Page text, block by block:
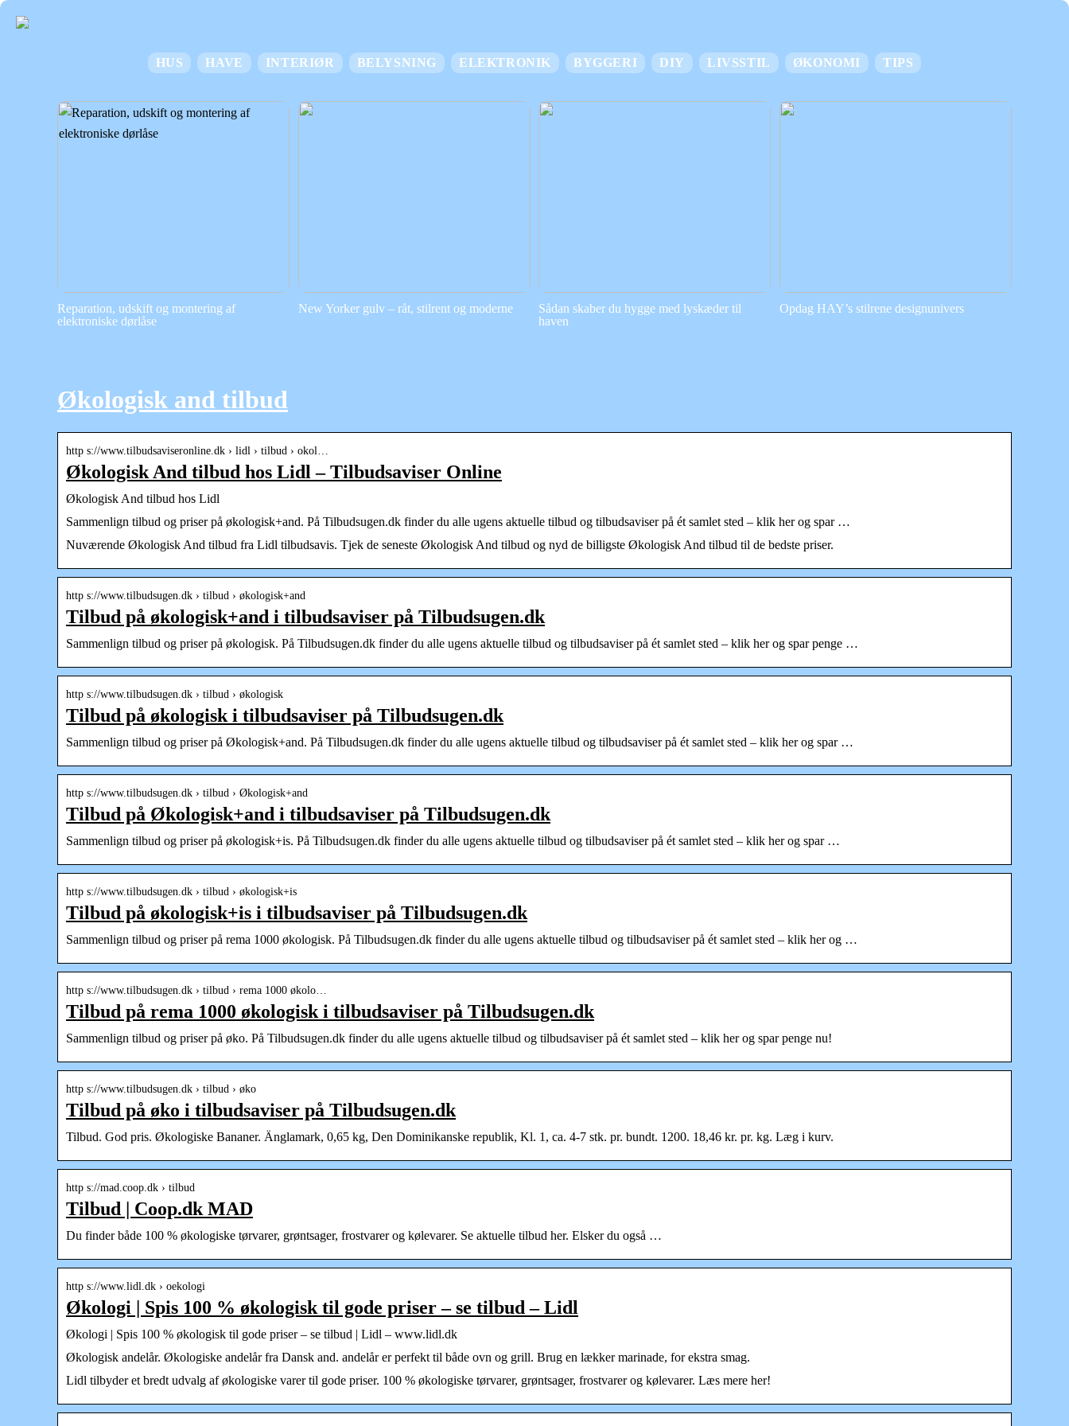
HUS HAVE INTERIØR BELYSNING ELEKTRONIK BYGGERI DIY LIVSSTIL ØKONOMI TIPS
Reparation, udskift og montering af
elektroniske dørlåse
New Yorker gulv – råt, stilrent og moderne
Sådan skaber du hygge med lyskæder til
haven
Opdag HAY’s stilrene designunivers
Økologisk and tilbud
http s://www.tilbudsaviseronline.dk › lidl › tilbud › okol…
Økologisk And tilbud hos Lidl – Tilbudsaviser Online
Økologisk And tilbud hos Lidl
Sammenlign tilbud og priser på økologisk+and. På Tilbudsugen.dk finder du alle ugens aktuelle tilbud og tilbudsaviser på ét samlet sted – klik her og spar …
Nuværende Økologisk And tilbud fra Lidl tilbudsavis. Tjek de seneste Økologisk And tilbud og nyd de billigste Økologisk And tilbud til de bedste priser.
http s://www.tilbudsugen.dk › tilbud › økologisk+and
Tilbud på økologisk+and i tilbudsaviser på Tilbudsugen.dk
Sammenlign tilbud og priser på økologisk. På Tilbudsugen.dk finder du alle ugens aktuelle tilbud og tilbudsaviser på ét samlet sted – klik her og spar penge …
http s://www.tilbudsugen.dk › tilbud › økologisk
Tilbud på økologisk i tilbudsaviser på Tilbudsugen.dk
Sammenlign tilbud og priser på Økologisk+and. På Tilbudsugen.dk finder du alle ugens aktuelle tilbud og tilbudsaviser på ét samlet sted – klik her og spar …
http s://www.tilbudsugen.dk › tilbud › Økologisk+and
Tilbud på Økologisk+and i tilbudsaviser på Tilbudsugen.dk
Sammenlign tilbud og priser på økologisk+is. På Tilbudsugen.dk finder du alle ugens aktuelle tilbud og tilbudsaviser på ét samlet sted – klik her og spar …
http s://www.tilbudsugen.dk › tilbud › økologisk+is
Tilbud på økologisk+is i tilbudsaviser på Tilbudsugen.dk
Sammenlign tilbud og priser på rema 1000 økologisk. På Tilbudsugen.dk finder du alle ugens aktuelle tilbud og tilbudsaviser på ét samlet sted – klik her og …
http s://www.tilbudsugen.dk › tilbud › rema 1000 økolo…
Tilbud på rema 1000 økologisk i tilbudsaviser på Tilbudsugen.dk
Sammenlign tilbud og priser på øko. På Tilbudsugen.dk finder du alle ugens aktuelle tilbud og tilbudsaviser på ét samlet sted – klik her og spar penge nu!
http s://www.tilbudsugen.dk › tilbud › øko
Tilbud på øko i tilbudsaviser på Tilbudsugen.dk
Tilbud. God pris. Økologiske Bananer. Änglamark, 0,65 kg, Den Dominikanske republik, Kl. 1, ca. 4-7 stk. pr. bundt. 1200. 18,46 kr. pr. kg. Læg i kurv.
http s://mad.coop.dk › tilbud
Tilbud | Coop.dk MAD
Du finder både 100 % økologiske tørvarer, grøntsager, frostvarer og kølevarer. Se aktuelle tilbud her. Elsker du også …
http s://www.lidl.dk › oekologi
Økologi | Spis 100 % økologisk til gode priser – se tilbud – Lidl
Økologi | Spis 100 % økologisk til gode priser – se tilbud | Lidl – www.lidl.dk
Økologisk andelår. Økologiske andelår fra Dansk and. andelår er perfekt til både ovn og grill. Brug en lækker marinade, for ekstra smag.
Lidl tilbyder et bredt udvalg af økologiske varer til gode priser. 100 % økologiske tørvarer, grøntsager, frostvarer og kølevarer. Læs mere her!